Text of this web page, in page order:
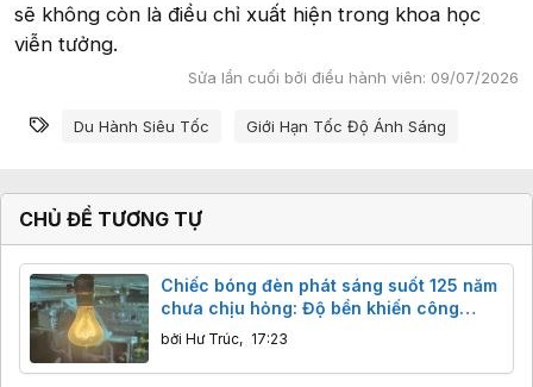
sẽ không còn là điều chỉ xuất hiện trong khoa học
viễn tưởng.
Sửa lần cuối bởi điều hành viên: 09/07/2026
Từ khóa
Du Hành Siêu Tốc Giới Hạn Tốc Độ Ánh Sáng
CHỦ ĐỀ TƯƠNG TỰ
Chiếc bóng đèn phát sáng suốt 125 năm
chưa chịu hỏng: Độ bền khiến công
nghệ hiện đại cũng phải ngả nón
bởi Hư Trúc, 17:23